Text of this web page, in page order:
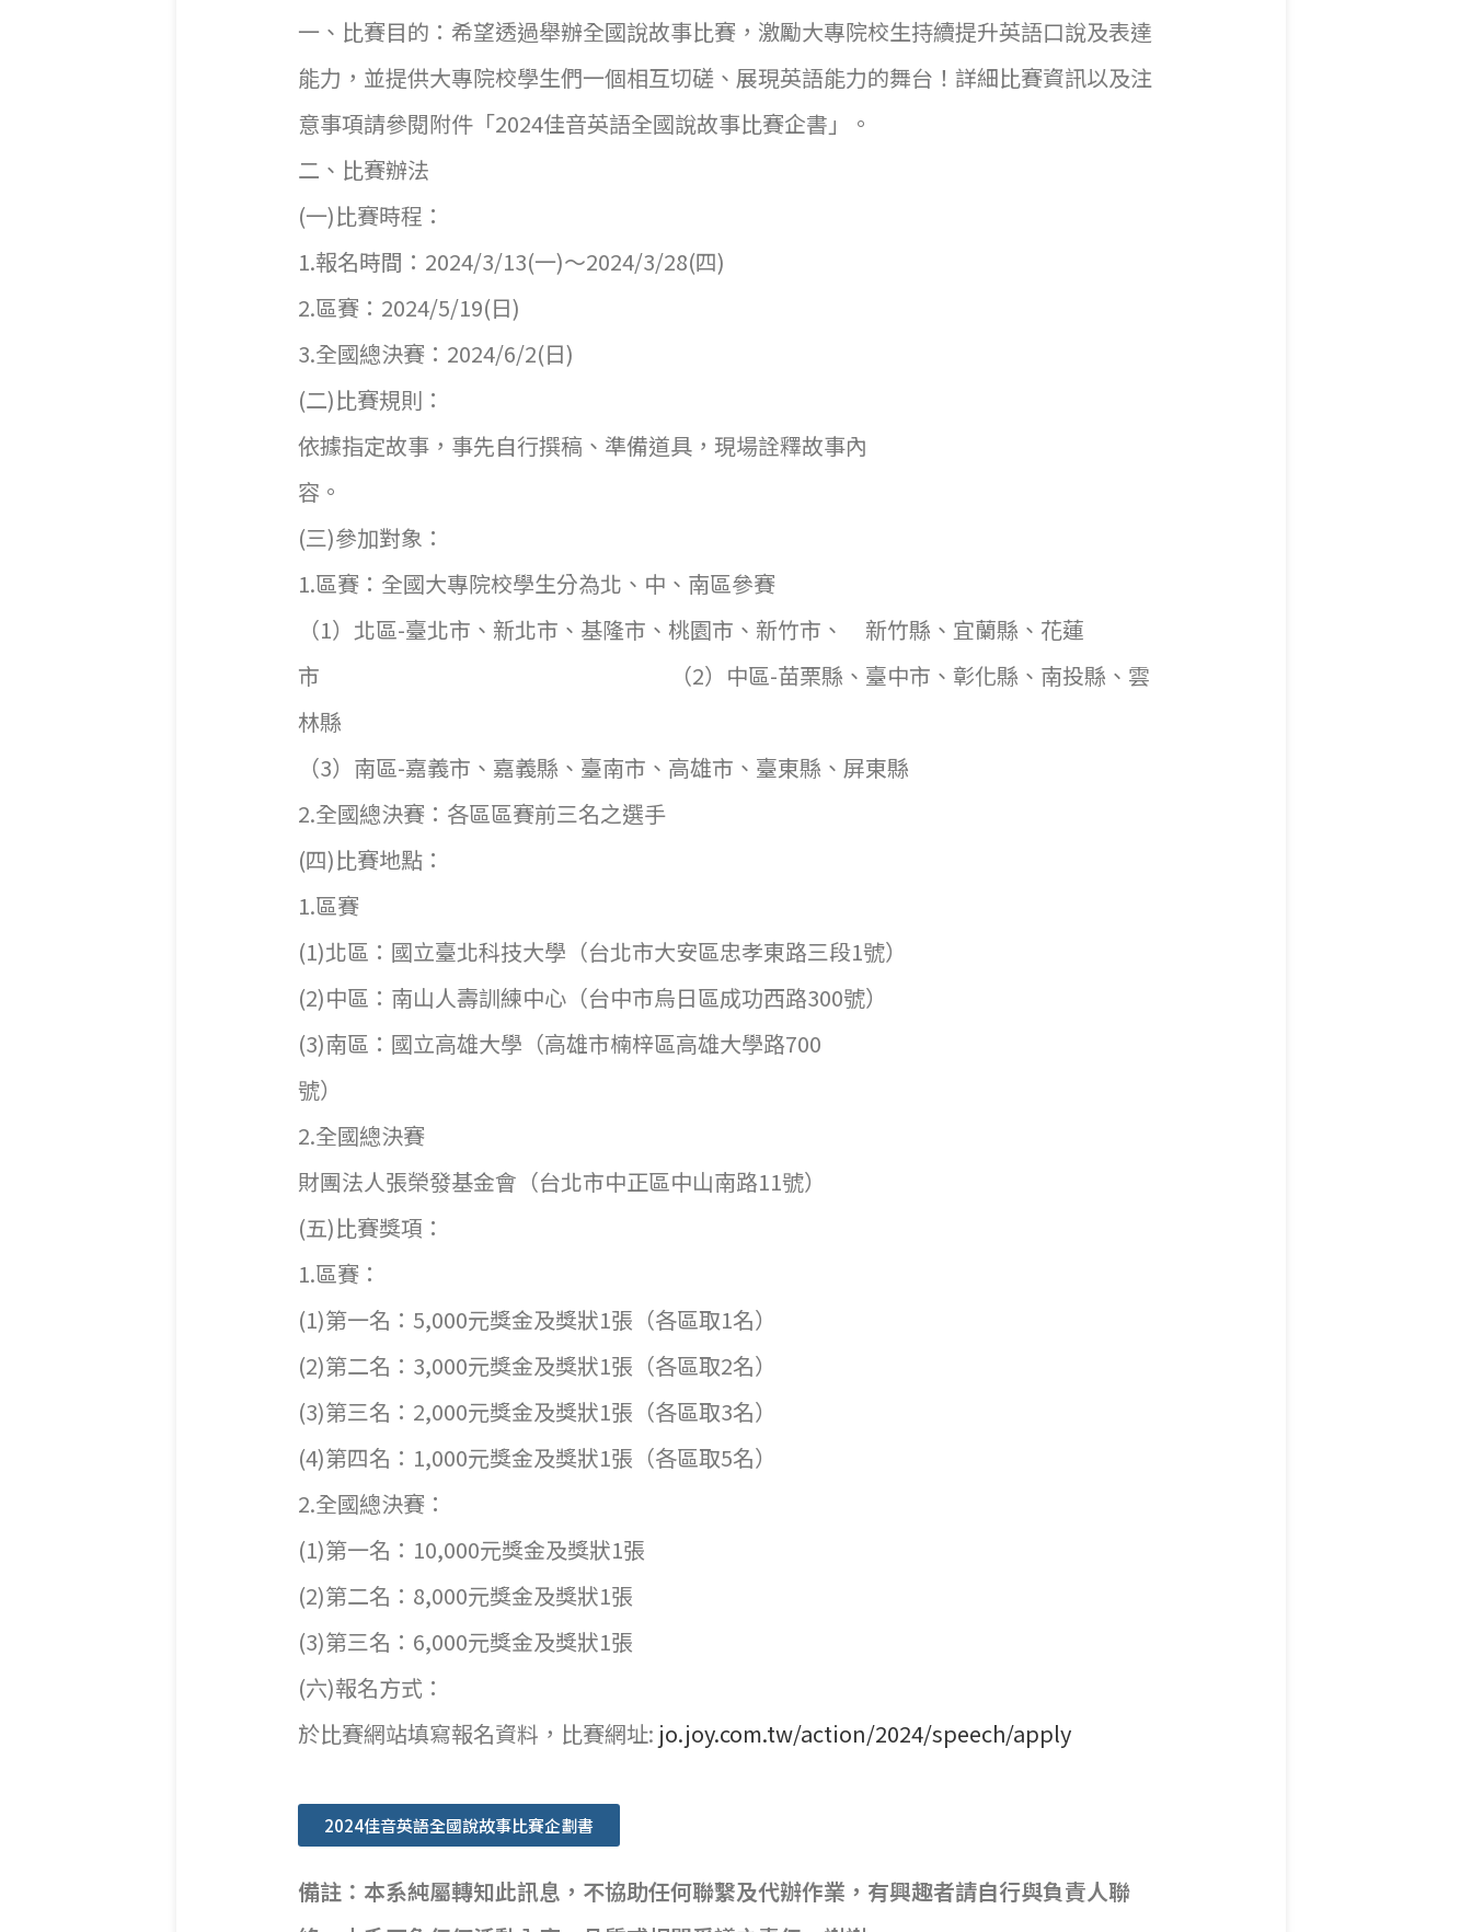
一、比賽目的：希望透過舉辦全國說故事比賽，激勵大專院校生持續提升英語口說及表達
能力，並提供大專院校學生們一個相互切磋、展現英語能力的舞台！詳細比賽資訊以及注
意事項請參閱附件「2024佳音英語全國說故事比賽企書」。
二、比賽辦法
(一)比賽時程：
1.報名時間：2024/3/13(一)～2024/3/28(四)
2.區賽：2024/5/19(日)
3.全國總決賽：2024/6/2(日)
(二)比賽規則：
依據指定故事，事先自行撰稿、準備道具，現場詮釋故事內
容。
(三)參加對象：
1.區賽：全國大專院校學生分為北、中、南區參賽
（1）北區-臺北市、新北市、基隆市、桃園市、新竹市、 新竹縣、宜蘭縣、花蓮
市 （2）中區-苗栗縣、臺中市、彰化縣、南投縣、雲
林縣
（3）南區-嘉義市、嘉義縣、臺南市、高雄市、臺東縣、屏東縣
2.全國總決賽：各區區賽前三名之選手
(四)比賽地點：
1.區賽
(1)北區：國立臺北科技大學（台北市大安區忠孝東路三段1號）
(2)中區：南山人壽訓練中心（台中市烏日區成功西路300號）
(3)南區：國立高雄大學（高雄市楠梓區高雄大學路700
號）
2.全國總決賽
財團法人張榮發基金會（台北市中正區中山南路11號）
(五)比賽獎項：
1.區賽：
(1)第一名：5,000元獎金及獎狀1張（各區取1名）
(2)第二名：3,000元獎金及獎狀1張（各區取2名）
(3)第三名：2,000元獎金及獎狀1張（各區取3名）
(4)第四名：1,000元獎金及獎狀1張（各區取5名）
2.全國總決賽：
(1)第一名：10,000元獎金及獎狀1張
(2)第二名：8,000元獎金及獎狀1張
(3)第三名：6,000元獎金及獎狀1張
(六)報名方式：
於比賽網站填寫報名資料，比賽網址: jo.joy.com.tw/action/2024/speech/apply
2024佳音英語全國說故事比賽企劃書
備註：本系純屬轉知此訊息，不協助任何聯繫及代辦作業，有興趣者請自行與負責人聯